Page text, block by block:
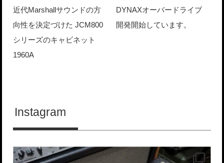
近代Marshallサウンドの方
向性を決定づけた JCM800
シリーズのキャビネット
1960A
DYNAXオーバードライブ
開発開始しています。
Instagram